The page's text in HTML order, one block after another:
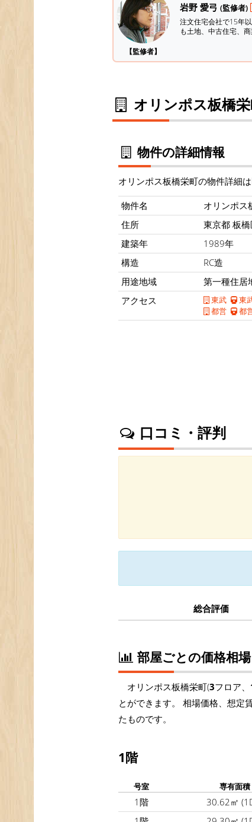
【監修者】
岩野 愛弓 (監修者)
注文住宅会社で15年
も土地、中古住宅、
オリンポス板橋
物件の詳細情報
オリンポス板橋栄町の物件詳細は
物件名
オリンポス
住所
東京都 板
建築年
1989年
構造
RC造
用途地域
第一種住居
アクセス
東武 東
都営
都
口コミ・評判
総合評価
部屋ごとの価格相場
オリンポス板橋栄町(3フロア、
とができます。 相場価格、想定
たものです。
1階
号室 専有面積
1階 30.62㎡